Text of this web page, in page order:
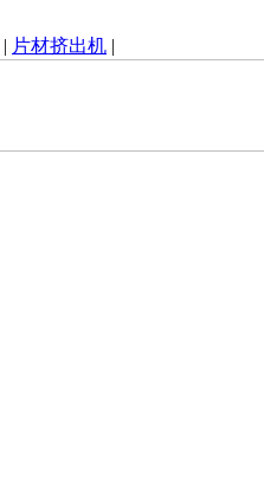
| 片材挤出机 |